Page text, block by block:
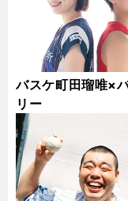
バスケ町田瑠唯×
リー